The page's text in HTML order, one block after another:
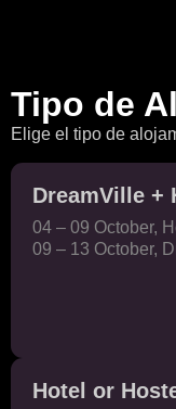
Tipo de
Elige el tipo de
DreamVille +
04 – 09 October,
09 – 13 October,
Hotel or